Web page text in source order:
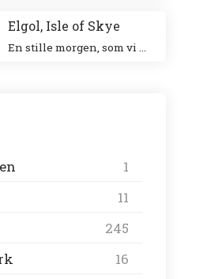
Elgol, Isle of Skye
En stille morgen, som vi nød ved den smukke havn. Vi gik en tur langs landsbyen ud til forsamlingshuset, hvor der var små boder, der solgte lokale ting.
1
11
245
16